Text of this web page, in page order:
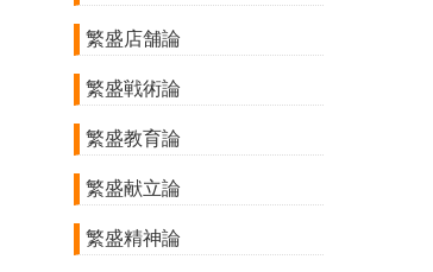
繁盛店舗論
繁盛戦術論
繁盛教育論
繁盛献立論
繁盛精神論